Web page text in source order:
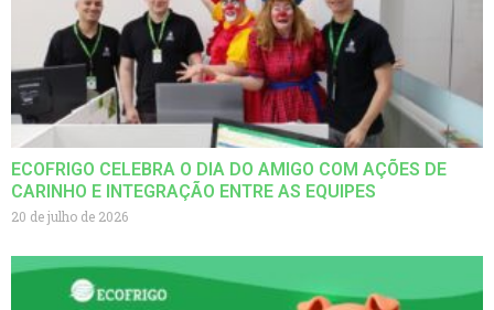
ECOFRIGO CELEBRA O DIA DO AMIGO COM AÇÕES DE
CARINHO E INTEGRAÇÃO ENTRE AS EQUIPES
20 de julho de 2026